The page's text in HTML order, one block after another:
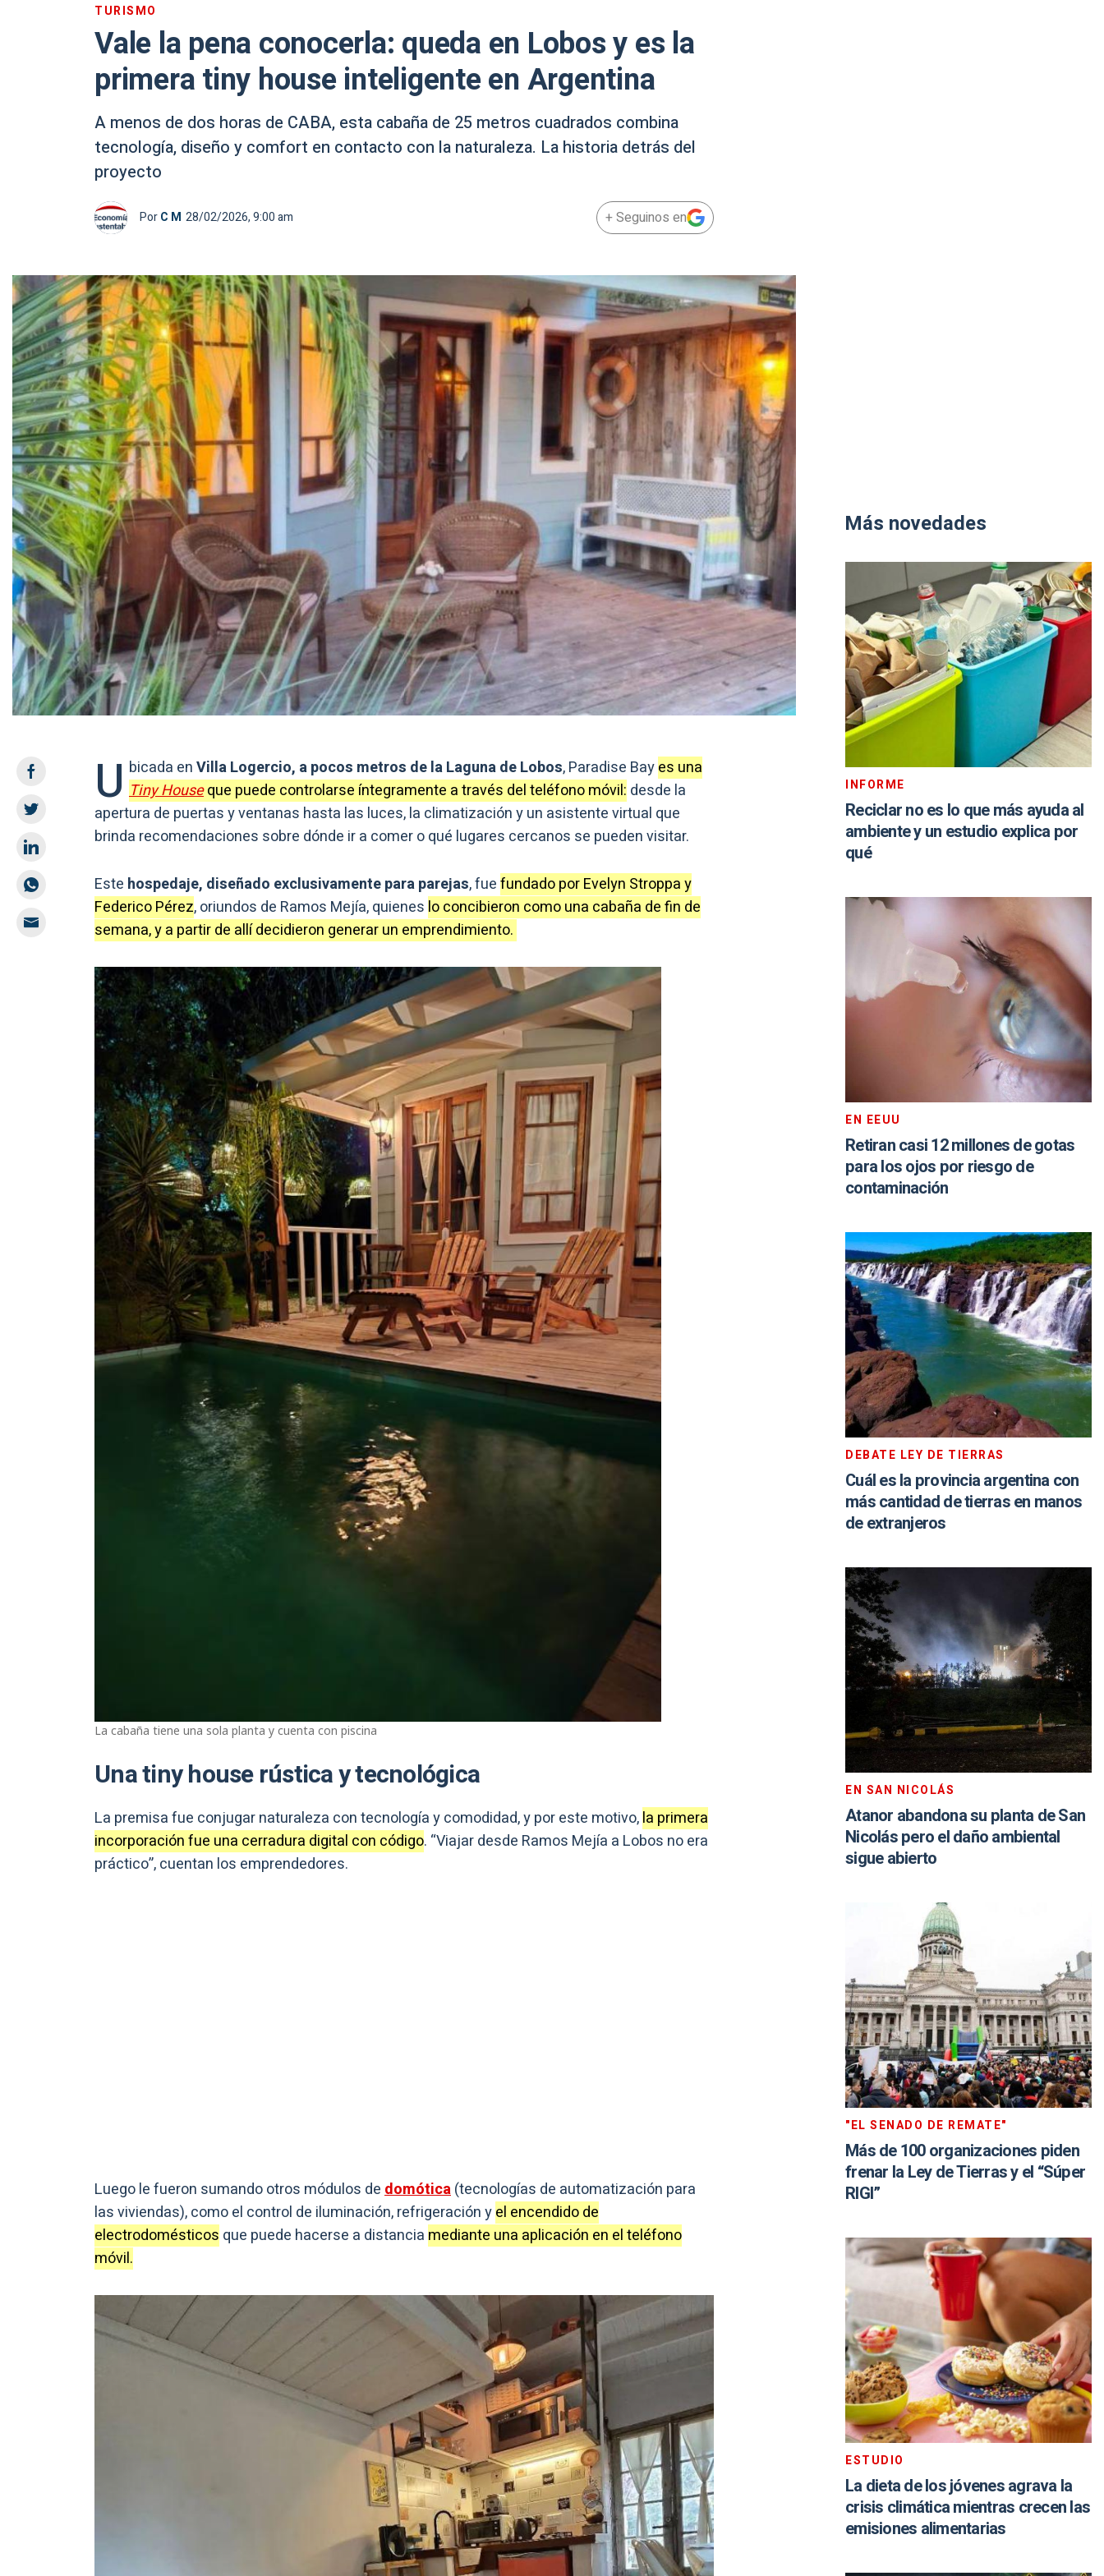
TURISMO
Vale la pena conocerla: queda en Lobos y es la
primera tiny house inteligente en Argentina
A menos de dos horas de CABA, esta cabaña de 25 metros cuadrados combina
tecnología, diseño y comfort en contacto con la naturaleza. La historia detrás del
proyecto
PorC M 28/02/2026, 9:00 am + Seguinos en
U bicada enVilla Logercio, a pocos metros de la Laguna de Lobos, Paradise Bayes una
Tiny Houseque puede controlarse íntegramente a través del teléfono móvil: desde la
apertura de puertas y ventanas hasta las luces, la climatización y un asistente virtual que
brinda recomendaciones sobre dónde ir a comer o qué lugares cercanos se pueden visitar.
Este hospedaje, diseñado exclusivamente para parejas, fuefundado por Evelyn Stroppa y
Federico Pérez, oriundos de Ramos Mejía, quienes lo concibieron como una cabaña de fin de
semana, y a partir de allí decidieron generar un emprendimiento.
La cabaña tiene una sola planta y cuenta con piscina
Una tiny house rústica y tecnológica
La premisa fue conjugar naturaleza con tecnología y comodidad, y por este motivo,la primera
incorporación fue una cerradura digital con código. “Viajar desde Ramos Mejía a Lobos no era
práctico”, cuentan los emprendedores.
Luego le fueron sumando otros módulos dedomótica(tecnologías de automatización para
las viviendas), como el control de iluminación, refrigeración yel encendido de
electrodomésticos que puede hacerse a distancia mediante una aplicación en el teléfono
móvil.
Más novedades
INFORME
Reciclar no es lo que más ayuda al
ambiente y un estudio explica por
qué
EN EEUU
Retiran casi 12 millones de gotas
para los ojos por riesgo de
contaminación
DEBATE LEY DE TIERRAS
Cuál es la provincia argentina con
más cantidad de tierras en manos
de extranjeros
EN SAN NICOLÁS
Atanor abandona su planta de San
Nicolás pero el daño ambiental
sigue abierto
"EL SENADO DE REMATE"
Más de 100 organizaciones piden
frenar la Ley de Tierras y el “Súper
RIGI”
ESTUDIO
La dieta de los jóvenes agrava la
crisis climática mientras crecen las
emisiones alimentarias